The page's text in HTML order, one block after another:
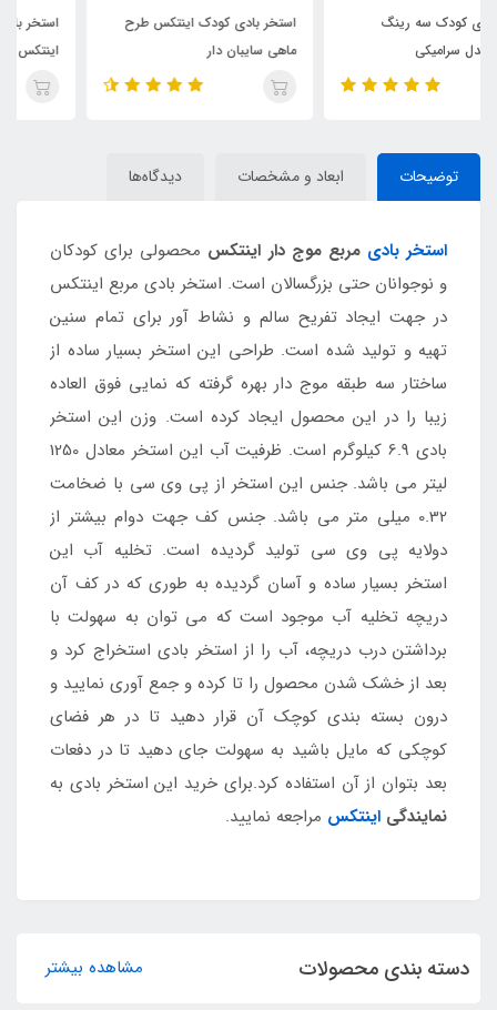
استخر بادی کودک اینتکس طرح
ماهی سایبان دار
استخر بادی سه رینگ کودک
اینتکس طرح جدید قطر 147
توضیحات ابعاد و مشخصات دیدگاه‌ها
استخر بادی مربع موج دار اینتکس محصولی برای کودکان
و نوجوانان حتی بزرگسالان است. استخر بادی مربع اینتکس
در جهت ایجاد تفریح سالم و نشاط آور برای تمام سنین
تهیه و تولید شده است. طراحی این استخر بسیار ساده از
ساختار سه طبقه موج دار بهره گرفته که نمایی فوق العاده
زیبا را در این محصول ایجاد کرده است. وزن این استخر
بادی 6.9 کیلوگرم است. ظرفیت آب این استخر معادل 1250
لیتر می باشد. جنس این استخر از پی وی سی با ضخامت
0.32 میلی متر می باشد. جنس کف جهت دوام بیشتر از
دولایه پی وی سی تولید گردیده است. تخلیه آب این
استخر بسیار ساده و آسان گردیده به طوری که در کف آن
دریچه تخلیه آب موجود است که می توان به سهولت با
برداشتن درب دریچه، آب را از استخر بادی استخراج کرد و
بعد از خشک شدن محصول را تا کرده و جمع آوری نمایید و
درون بسته بندی کوچک آن قرار دهید تا در هر فضای
کوچکی که مایل باشید به سهولت جای دهید تا در دفعات
بعد بتوان از آن استفاده کرد.برای خرید این استخر بادی به
نمایندگی اینتکس مراجعه نمایید.
دسته بندی محصولات مشاهده بیشتر